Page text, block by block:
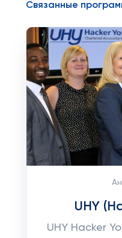
Связанные
UHY
UHY Hacker